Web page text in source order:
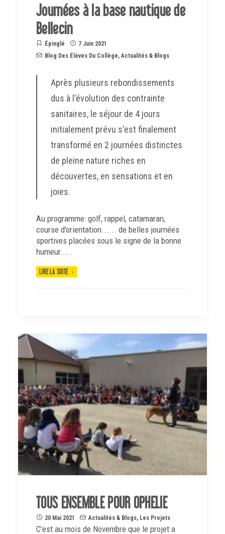
Journées à la base nautique de
Bellecin
Épinglé
7 Juin 2021
Blog Des Élèves Du Collège, Actualités & Blogs
Après plusieurs rebondissements
dus à l'évolution des contrainte
sanitaires, le séjour de 4 jours
initialement prévu s'est finalement
transformé en 2 journées distinctes
de pleine nature riches en
découvertes, en sensations et en
joies.
Au programme: golf, rappel, catamaran,
course d'orientation...... de belles journées
sportives placées sous le signe de la bonne
humeur.....
LIRE LA SUITE
TOUS ENSEMBLE POUR OPHELIE
20 Mai 2021 Actualités & Blogs, Les Projets
C’est au mois de Novembre que le projet a